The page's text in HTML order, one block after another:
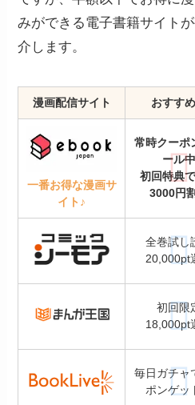
みができる電子書籍サイト
介します。
漫画配信サイト おすす
一番お得な漫画サ
イト♪
常時クーポ
ール中
初回特典
3000円
全巻試し
20,000pt
初回限
18,000pt
毎日ガチャ
ポンゲッ